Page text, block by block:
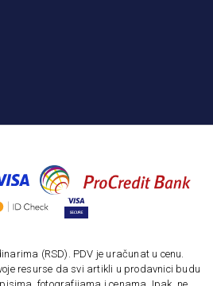
(RSD). PDV je uračunat u cenu.
resurse da svi artikli u prodavnici budu